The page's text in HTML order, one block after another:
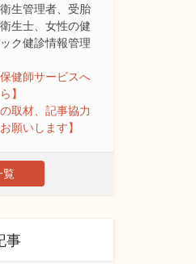
生管理者、受胎
生士、女性の健
ク健診情報管理
健師サービスへ
】
取材、記事協力
願いします】
覧
事